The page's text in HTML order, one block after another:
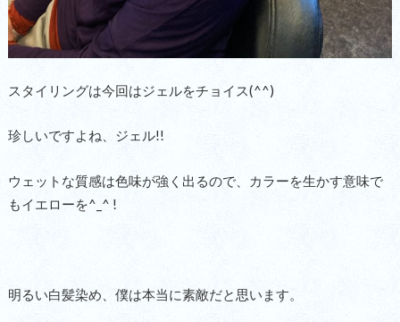
スタイリングは今回はジェルをチョイス(^^)
珍しいですよね、ジェル!!
ウェットな質感は色味が強く出るので、カラーを生かす意味で
もイエローを^_^ !
明るい白髪染め、僕は本当に素敵だと思います。